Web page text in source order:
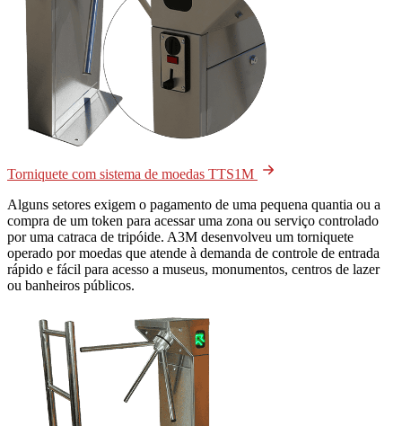
Torniquete com sistema de moedas TTS1M
Alguns setores exigem o pagamento de uma pequena quantia ou a
compra de um token para acessar uma zona ou serviço controlado
por uma catraca de tripóide. A3M desenvolveu um torniquete
operado por moedas que atende à demanda de controle de entrada
rápido e fácil para acesso a museus, monumentos, centros de lazer
ou banheiros públicos.